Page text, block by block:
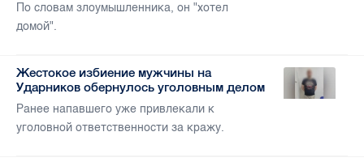
По словам злоумышленника, он "хотел
домой".
Жестокое избиение мужчины на
Ударников обернулось уголовным делом
Ранее напавшего уже привлекали к
уголовной ответственности за кражу.